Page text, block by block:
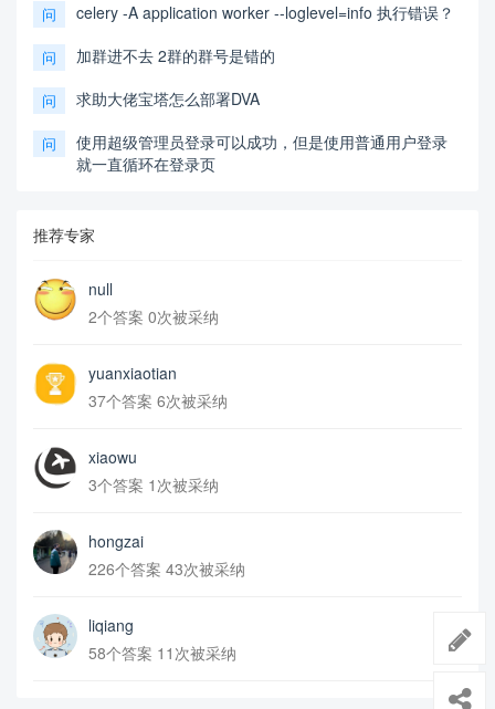
问 celery -A application worker --loglevel=info 执行错误？
问 加群进不去 2群的群号是错的
问 求助大佬宝塔怎么部署DVA
问
使用超级管理员登录可以成功，但是使用普通用户登录
就一直循环在登录页
推荐专家
null
2个答案 0次被采纳
yuanxiaotian
37个答案 6次被采纳
xiaowu
3个答案 1次被采纳
hongzai
226个答案 43次被采纳
liqiang
58个答案 11次被采纳